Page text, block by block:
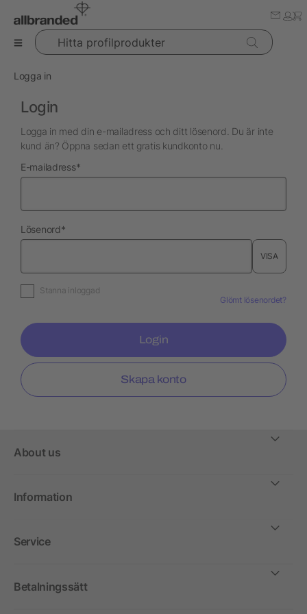
Hitta profilprodukter
Logga in
Login
Logga in med din e-mailadress och ditt lösenord. Du är inte
kund än? Öppna sedan ett gratis kundkonto nu.
E-mailadressnödvändig
*
Lösenordnödvändig
*
VISA
Stanna inloggad
Glömt lösenordet?
Login
Skapa konto
About us
Information
Service
Betalningssätt